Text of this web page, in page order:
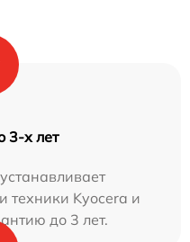
3-х лет
техники Kyocera и
до 3 лет.